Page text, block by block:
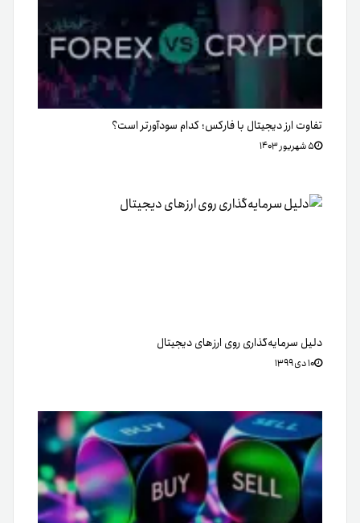
تفاوت ارز دیجیتال با فارکس؛ کدام سودآورتر است؟
۵ شهریور ۱۴۰۳
دلیل سرمایه‌گذاری روی ارزهای دیجیتال
۱۰ دی ۱۳۹۹